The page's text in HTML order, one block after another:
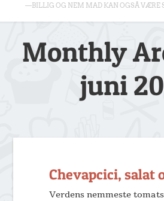
—BILLIG OG NEM MAD KAN OGSÅ VÆRE
Monthly
juni
Chevapcici, salat
Verdens nemmeste